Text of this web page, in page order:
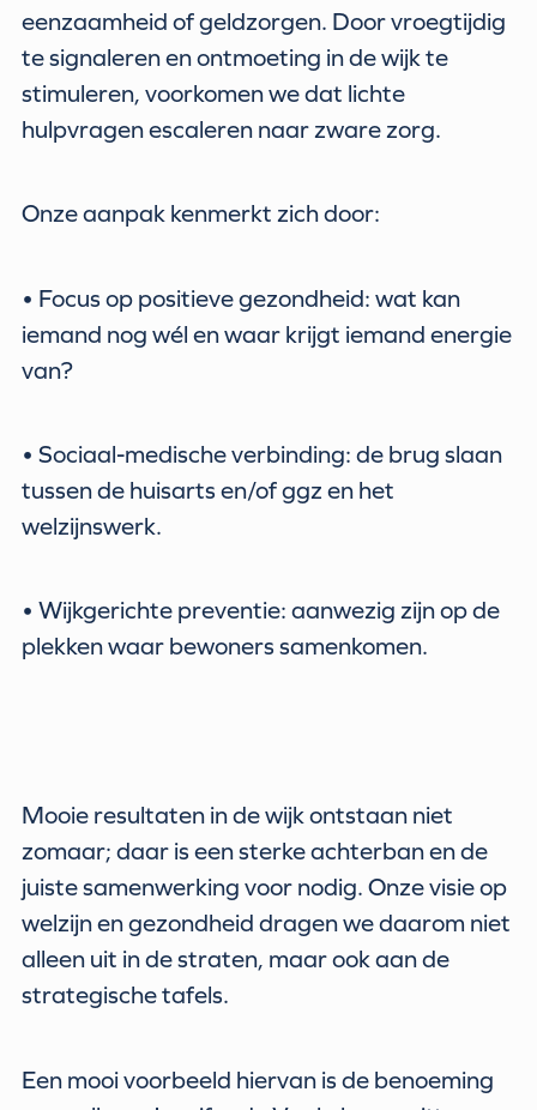
eenzaamheid of geldzorgen. Door vroegtijdig
te signaleren en ontmoeting in de wijk te
stimuleren, voorkomen we dat lichte
hulpvragen escaleren naar zware zorg.
Onze aanpak kenmerkt zich door:
• Focus op positieve gezondheid: wat kan
iemand nog wél en waar krijgt iemand energie
van?
• Sociaal-medische verbinding: de brug slaan
tussen de huisarts en/of ggz en het
welzijnswerk.
• Wijkgerichte preventie: aanwezig zijn op de
plekken waar bewoners samenkomen.
Mooie resultaten in de wijk ontstaan niet
zomaar; daar is een sterke achterban en de
juiste samenwerking voor nodig. Onze visie op
welzijn en gezondheid dragen we daarom niet
alleen uit in de straten, maar ook aan de
strategische tafels.
Een mooi voorbeeld hiervan is de benoeming